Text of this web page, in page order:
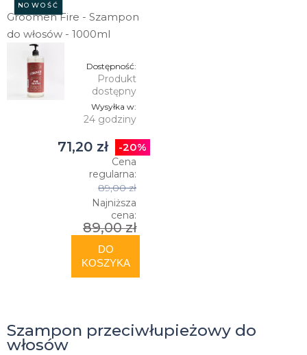
Groomen Fire - Szampon
do włosów - 1000ml
Dostępność:
Produkt
dostępny
Wysyłka w:
24 godziny
71,20 zł -20%
Cena
regularna:
89,00 zł
Najniższa
cena:
89,00 zł
DO
KOSZYKA
NOWOŚĆ
Szampon przeciwłupieżowy do
włosów